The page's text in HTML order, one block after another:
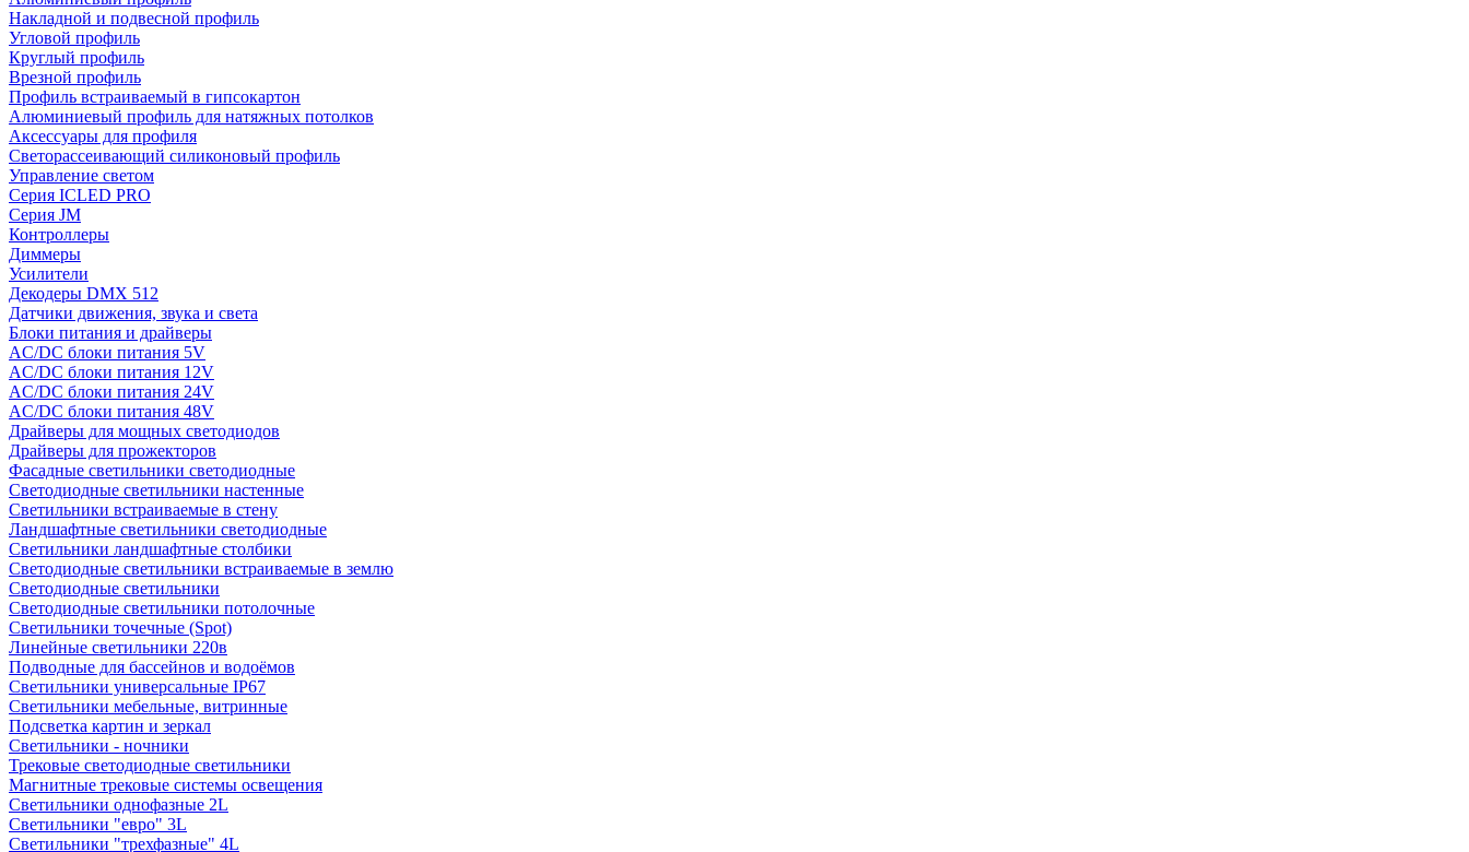
Накладной и подвесной профиль
Угловой профиль
Круглый профиль
Врезной профиль
Профиль встраиваемый в гипсокартон
Алюминиевый профиль для натяжных потолков
Аксессуары для профиля
Светорассеивающий силиконовый профиль
Управление светом
Серия ICLED PRO
Серия JM
Контроллеры
Диммеры
Усилители
Декодеры DMX 512
Датчики движения, звука и света
Блоки питания и драйверы
AC/DC блоки питания 5V
AC/DC блоки питания 12V
AC/DC блоки питания 24V
AC/DC блоки питания 48V
Драйверы для мощных светодиодов
Драйверы для прожекторов
Фасадные светильники светодиодные
Светодиодные светильники настенные
Светильники встраиваемые в стену
Ландшафтные светильники светодиодные
Светильники ландшафтные столбики
Светодиодные светильники встраиваемые в землю
Светодиодные светильники
Светодиодные светильники потолочные
Светильники точечные (Spot)
Линейные светильники 220в
Подводные для бассейнов и водоёмов
Светильники универсальные IP67
Светильники мебельные, витринные
Подсветка картин и зеркал
Светильники - ночники
Трековые светодиодные светильники
Магнитные трековые системы освещения
Светильники однофазные 2L
Светильники "евро" 3L
Светильники "трехфазные" 4L